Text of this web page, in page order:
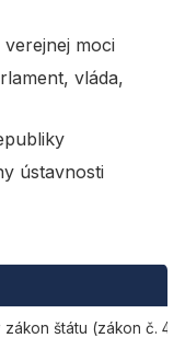
moci
vláda,
ústavnosti
zákon štátu (zákon č.